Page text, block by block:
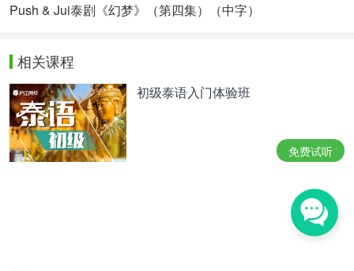
Push & Jui泰剧《幻梦》（第四集）（中字）
相关课程
初级泰语入门体验班
免费试听